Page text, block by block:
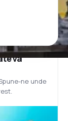
ne unde